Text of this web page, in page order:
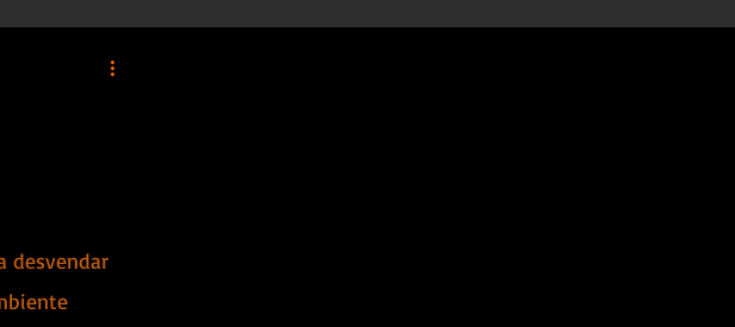
desvendar